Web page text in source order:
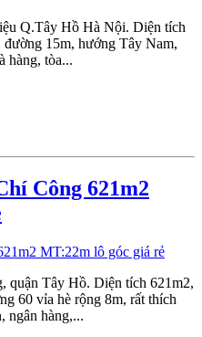
Q.Tây Hồ Hà Nội. Diện tích
đường 15m, hướng Tây Nam,
hàng, tòa...
Công 621m2
quận Tây Hồ. Diện tích 621m2,
60 vỉa hè rộng 8m, rất thích
ngân hàng,...